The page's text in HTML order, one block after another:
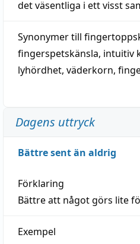
det väsentliga i ett visst
Synonymer till
fingerspetskänsla, intuitiv
lyhördhet, väderkorn,
Dagens uttryck
Bättre sent än aldrig
Förklaring
Bättre att något görs lite
Exempel